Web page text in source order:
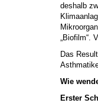
deshalb
Das
Wie
Erster